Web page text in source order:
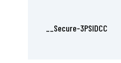
__Secure-3PSIDCC